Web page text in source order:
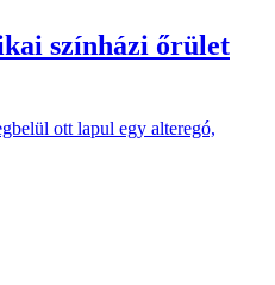
színházi őrület
ott lapul egy alteregó,